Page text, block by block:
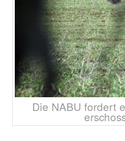
Die NABU fordert